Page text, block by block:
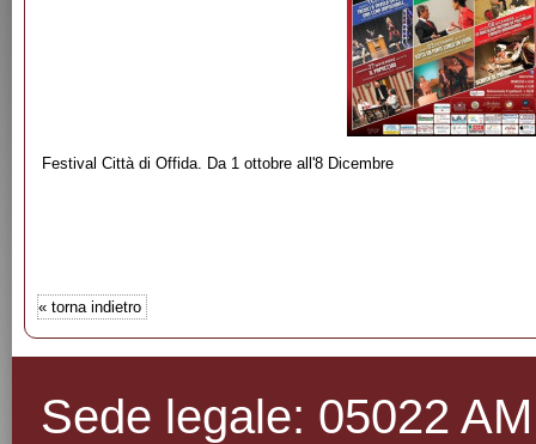
Festival Città di Offida. Da 1 ottobre all'8 Dicembre
« torna indietro
Sede legale: 05022